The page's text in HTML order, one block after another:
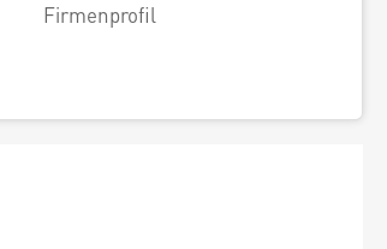
Firmenprofil